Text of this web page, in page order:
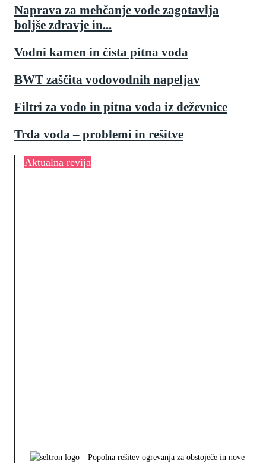
Naprava za mehčanje vode zagotavlja
boljše zdravje in...
Vodni kamen in čista pitna voda
BWT zaščita vodovodnih napeljav
Filtri za vodo in pitna voda iz deževnice
Trda voda – problemi in rešitve
Aktualna revija
Popolna rešitev ogrevanja za obstoječe in nove